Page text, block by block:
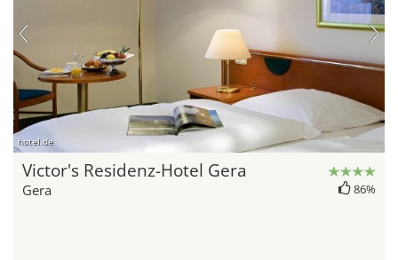
hotel.de
Victor's Residenz-Hotel Gera
Gera 86%